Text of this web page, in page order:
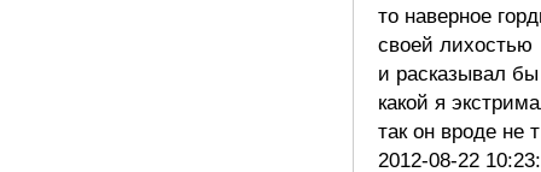
то наверное
своей лихостью
и расказывал
какой я
так он вроде не
2012-08-22